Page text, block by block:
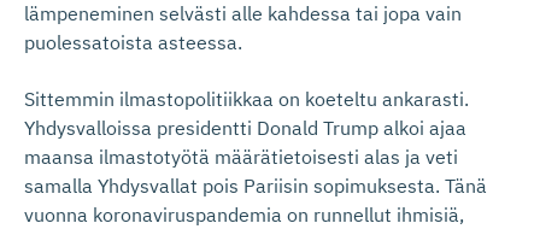
lämpeneminen selvästi alle kahdessa tai jopa vain
puolessatoista asteessa.
Sittemmin ilmastopolitiikkaa on koeteltu ankarasti.
Yhdysvalloissa presidentti Donald Trump alkoi ajaa
maansa ilmastotyötä määrätietoisesti alas ja veti
samalla Yhdysvallat pois Pariisin sopimuksesta. Tänä
vuonna koronaviruspandemia on runnellut ihmisiä,